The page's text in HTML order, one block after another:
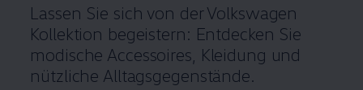
Lassen Sie sich von der Volkswagen
Kollektion begeistern: Entdecken Sie
modische Accessoires, Kleidung und
nützliche Alltagsgegenstände.